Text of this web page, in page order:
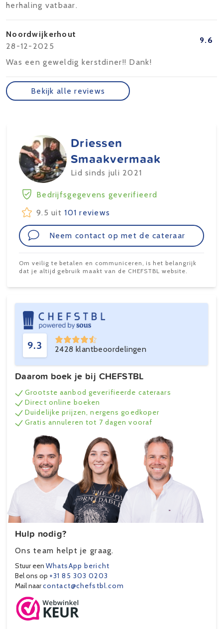
herhaling vatbaar.
Noordwijkerhout
28-12-2025
9.6
Was een geweldig kerstdiner!! Dank!
Bekijk alle reviews
Driessen
Smaakvermaak
Lid sinds juli 2021
Bedrijfsgegevens geverifieerd
9.5 uit101 reviews
Neem contact op met de cateraar
Om veilig te betalen en communiceren, is het belangrijk
dat je altijd gebruik maakt van de CHEFSTBL website.
9.3 2428 klantbeoordelingen
Daarom boek je bij CHEFSTBL
Grootste aanbod geverifieerde cateraars
Direct online boeken
Duidelijke prijzen, nergens goedkoper
Gratis annuleren tot 7 dagen vooraf
Hulp nodig?
Ons team helpt je graag.
Stuur een WhatsApp bericht
Bel ons op +31 85 303 0203
Mail naarcontact@chefstbl.com